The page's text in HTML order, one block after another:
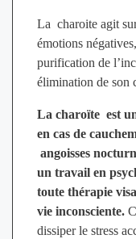
La charoite agit
émotions
purification de
élimination de son
La charoïte est
en cas de
angoisses
un travail en
toute thérapie
vie inconsciente.
dissiper le stress